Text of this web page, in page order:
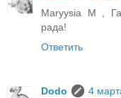
Maryysia M ,
рада!
Ответить
Dodo
4